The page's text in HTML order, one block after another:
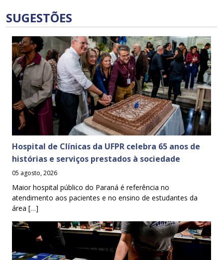
SUGESTÕES
Hospital de Clínicas da UFPR celebra 65 anos de
histórias e serviços prestados à sociedade
05 agosto, 2026
Maior hospital público do Paraná é referência no
atendimento aos pacientes e no ensino de estudantes da
área […]